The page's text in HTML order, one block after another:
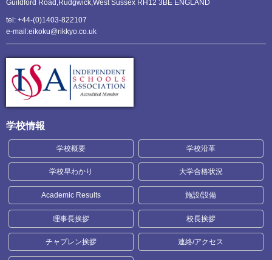
Guildford Road,Rudgwick,West Sussex RH12 3BE ENGLAND
tel: +44-(0)1403-822107
e-mail:eikoku@rikkyo.co.uk
学校情報
学校概要 学校沿革
学校早わかり 大学合格状況
Academic Results 施設/設備
理事長挨拶 校長挨拶
チャプレン挨拶 連絡/アクセス